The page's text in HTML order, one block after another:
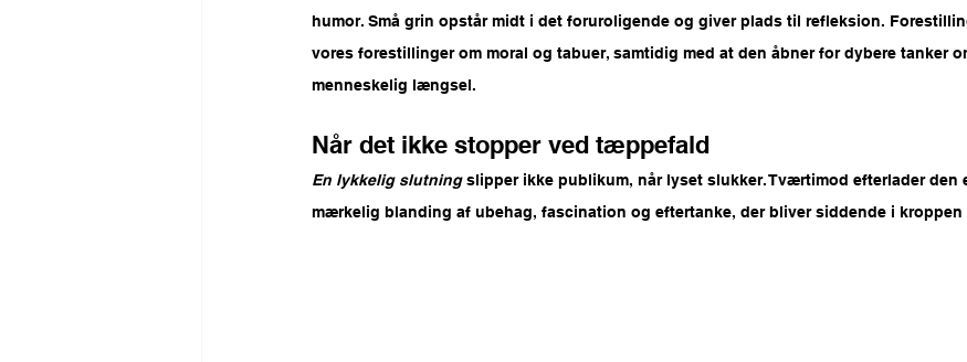
humor. Små grin opstår midt i det foruroligende og giver plads til refleksion.
vores forestillinger om moral og tabuer, samtidig med at den åbner for dybere tanker
menneskelig længsel.
Når det ikke stopper ved tæppefald
En lykkelig slutning slipper ikke publikum, når lyset slukker. Tværtimod efterlader den
mærkelig blanding af ubehag, fascination og eftertanke, der bliver siddende i